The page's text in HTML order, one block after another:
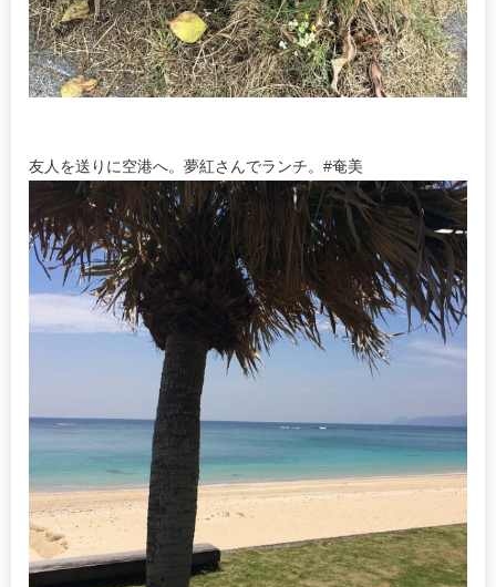
友人を送りに空港へ。夢紅さんでランチ。#奄美